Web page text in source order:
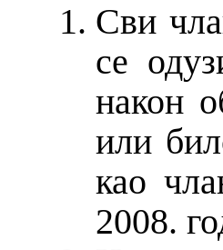
Сви
се
након
или
као
2008.